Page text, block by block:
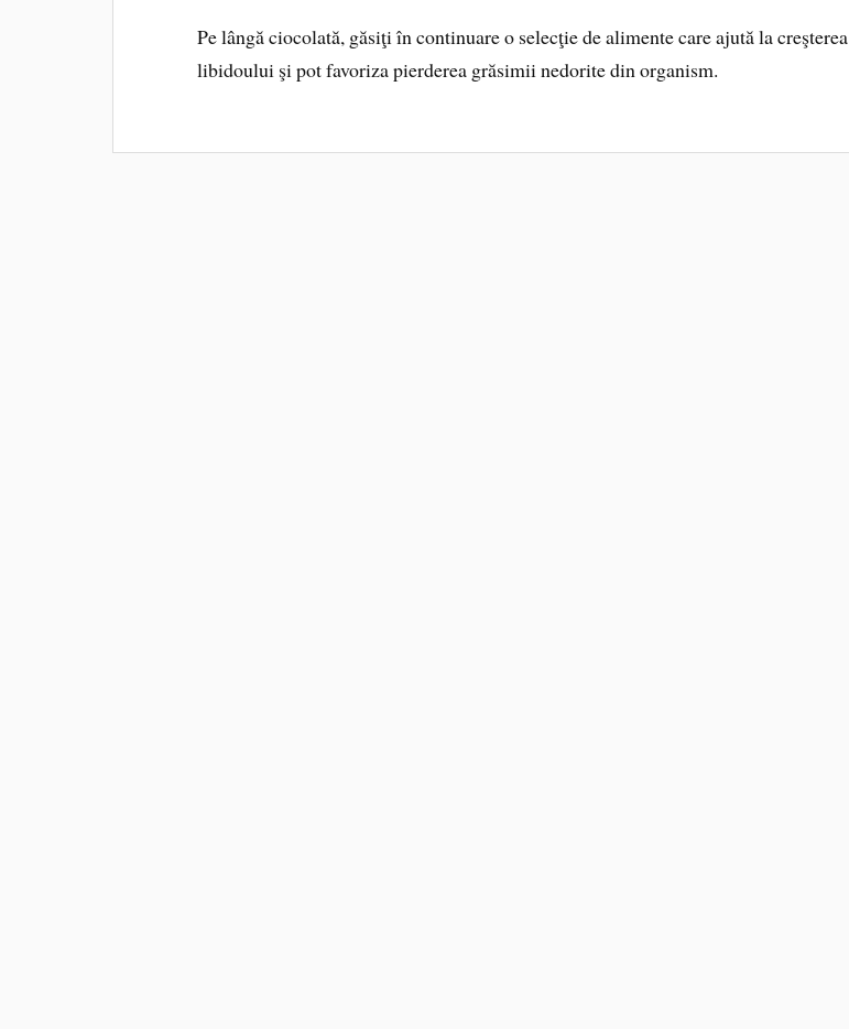
Pe lângă ciocolată, găsiţi în continuare o selecţie de alimente care ajută la creşterea
libidoului şi pot favoriza pierderea grăsimii nedorite din organism.